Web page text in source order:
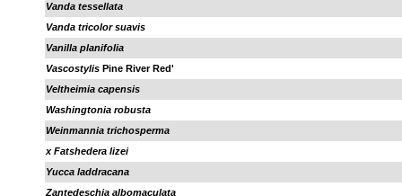
Vanda tessellata
Vanda tricolor suavis
Vanilla planifolia
Vascostylis Pine River Red'
Veltheimia capensis
Washingtonia robusta
Weinmannia trichosperma
x Fatshedera lizei
Yucca laddracana
Zantedeschia albomaculata